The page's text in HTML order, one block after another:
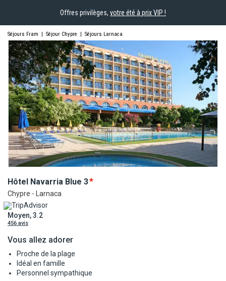
Offres privilèges, votre été à prix VIP !
Séjours Fram | Séjour Chypre | Séjours Larnaca
Hôtel Navarria Blue 3
Chypre - Larnaca
Moyen, 3.2
456 avis
Vous allez adorer
Proche de la plage
Idéal en famille
Personnel sympathique